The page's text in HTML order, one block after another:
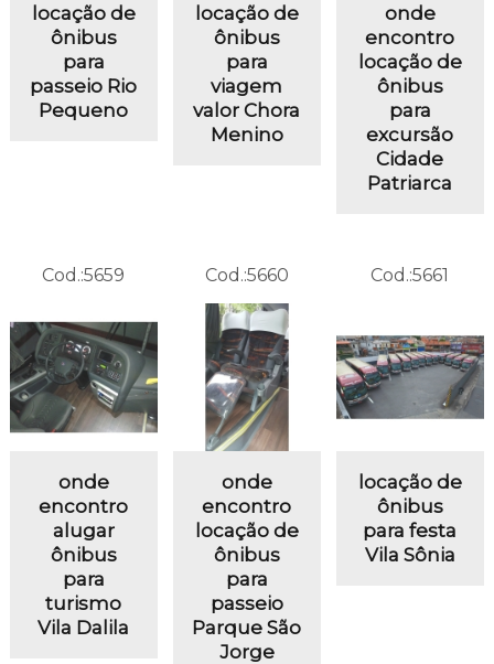
locação de
ônibus
para
passeio Rio
Pequeno
locação de
ônibus
para
viagem
valor Chora
Menino
onde
encontro
locação de
ônibus
para
excursão
Cidade
Patriarca
Cod.:5659
onde
encontro
alugar
ônibus
para
turismo
Vila Dalila
Cod.:5660
onde
encontro
locação de
ônibus
para
passeio
Parque São
Jorge
Cod.:5661
locação de
ônibus
para festa
Vila Sônia